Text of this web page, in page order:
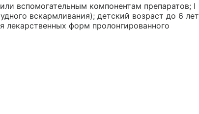
вспомогательным компонентам препаратов; I
вскармливания); детский возраст до 6 лет
лекарственных форм пролонгированного